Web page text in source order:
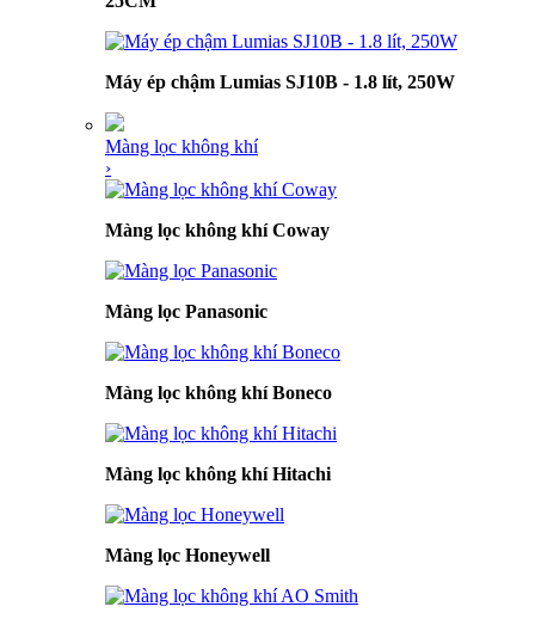
Máy ép chậm Lumias SJ10B - 1.8 lít, 250W
Màng lọc không khí
›
Màng lọc không khí Coway
Màng lọc Panasonic
Màng lọc không khí Boneco
Màng lọc không khí Hitachi
Màng lọc Honeywell